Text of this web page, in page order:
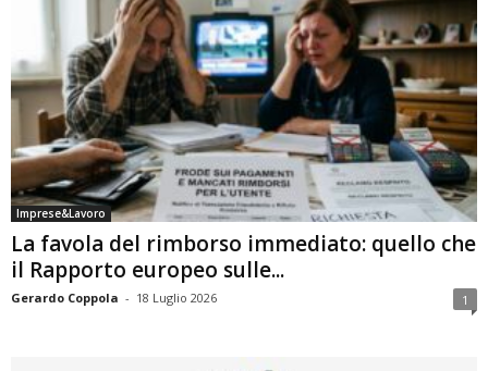
Imprese&Lavoro
La favola del rimborso immediato: quello che
il Rapporto europeo sulle...
Gerardo Coppola - 18 Luglio 2026 1